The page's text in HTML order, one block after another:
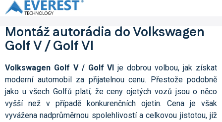
Přejít
na
Montáž autorádia do Volkswagen
Golf V / Golf VI
Volkswagen Golf V / Golf VI je dobrou volbou, jak získat
moderní automobil za přijatelnou cenu. Přestože podobně
jako u všech Golfů platí, že ceny ojetých vozů jsou o něco
vyšší než v případě konkurenčních ojetin. Cena je však
vyvážena nadprůměrnou spolehlivostí a celkovou jistotou, jíž